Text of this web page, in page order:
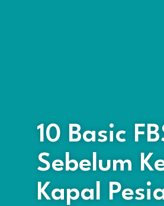
10 Basic
Sebelum
Kapal